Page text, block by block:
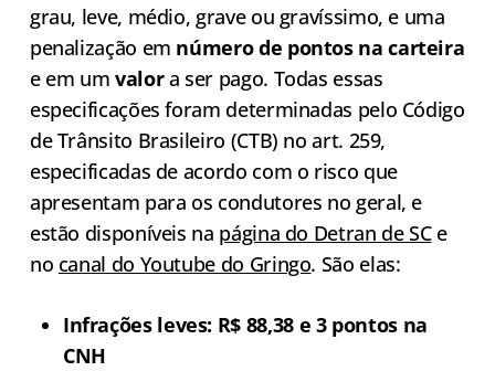
grau, leve, médio, grave ou gravíssimo, e uma
penalização em número de pontos na carteira
e em um valora ser pago. Todas essas
especificações foram determinadas pelo Código
de Trânsito Brasileiro (CTB) no art. 259,
especificadas de acordo com o risco que
apresentam para os condutores no geral, e
estão disponíveis na página do Detran de SCe
no canal do Youtube do Gringo. São elas:
Infrações leves: R$ 88,38 e 3 pontos na
CNH